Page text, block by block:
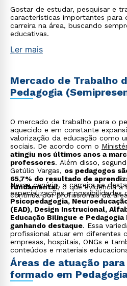
Gostar de estudar, pesquisar e
características importantes para
carreira na área, buscando
educativas.
Ler mais
Mercado de Trabalho
Pedagogia
O mercado de trabalho para o
aquecido e em constante
valorização da educação como
sociais. De acordo com o
atingiu nos últimos anos a
professores. Além disso,
Getúlio Vargas, os pedagogos
65,7% do resultado de
fundamental, o que evidencia a
contínua por profissionais da
Nesse cenário, a carreira se
especializações e possibilidades
Psicopedagogia,
(EAD), Design Instrucional,
Educação Bilíngue e
ganhando destaque. Essa
profissional atuar em diferentes
empresas, hospitais, ONGs e
conteúdos e materiais
Áreas de atuação
formado em